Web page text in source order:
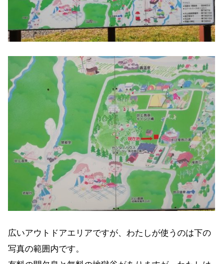
広いアウトドアエリアですが、わたしが使うのは下の
写真の範囲内です。